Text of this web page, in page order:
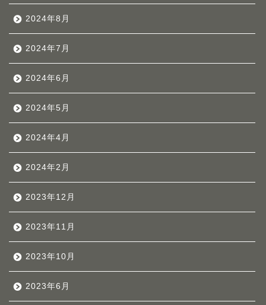
2024年8月
2024年7月
2024年6月
2024年5月
2024年4月
2024年2月
2023年12月
2023年11月
2023年10月
2023年6月